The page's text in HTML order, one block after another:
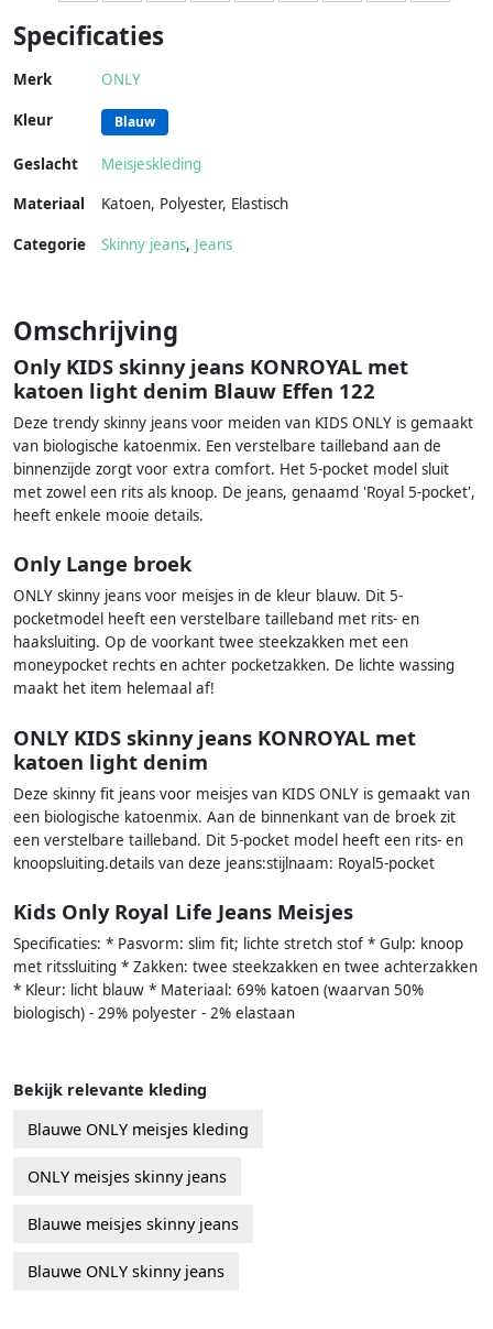
Specificaties
Merk ONLY
Kleur Blauw
Geslacht
Meisjeskleding
Materiaal
Katoen, Polyester, Elastisch
Categorie Skinny jeans, Jeans
Omschrijving
Only KIDS skinny jeans KONROYAL met
katoen light denim Blauw Effen 122
Deze trendy skinny jeans voor meiden van KIDS ONLY is gemaakt
van biologische katoenmix. Een verstelbare tailleband aan de
binnenzijde zorgt voor extra comfort. Het 5-pocket model sluit
met zowel een rits als knoop. De jeans, genaamd 'Royal 5-pocket',
heeft enkele mooie details.
Only Lange broek
ONLY skinny jeans voor meisjes in de kleur blauw. Dit 5-
pocketmodel heeft een verstelbare tailleband met rits- en
haaksluiting. Op de voorkant twee steekzakken met een
moneypocket rechts en achter pocketzakken. De lichte wassing
maakt het item helemaal af!
ONLY KIDS skinny jeans KONROYAL met
katoen light denim
Deze skinny fit jeans voor meisjes van KIDS ONLY is gemaakt van
een biologische katoenmix. Aan de binnenkant van de broek zit
een verstelbare tailleband. Dit 5-pocket model heeft een rits- en
knoopsluiting.details van deze jeans:stijlnaam: Royal5-pocket
Kids Only Royal Life Jeans Meisjes
Specificaties: * Pasvorm: slim fit; lichte stretch stof * Gulp: knoop
met ritssluiting * Zakken: twee steekzakken en twee achterzakken
* Kleur: licht blauw * Materiaal: 69% katoen (waarvan 50%
biologisch) - 29% polyester - 2% elastaan
Bekijk relevante kleding
Blauwe ONLY meisjes kleding
ONLY meisjes skinny jeans
Blauwe meisjes skinny jeans
Blauwe ONLY skinny jeans